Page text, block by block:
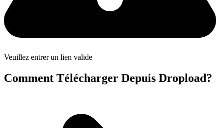
Veuillez entrer un lien valide
Comment Télécharger Depuis Dropload?